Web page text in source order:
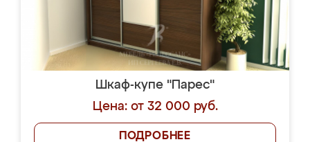
Шкаф-купе "Парес"
Цена: от 32 000 руб.
ПОДРОБНЕЕ